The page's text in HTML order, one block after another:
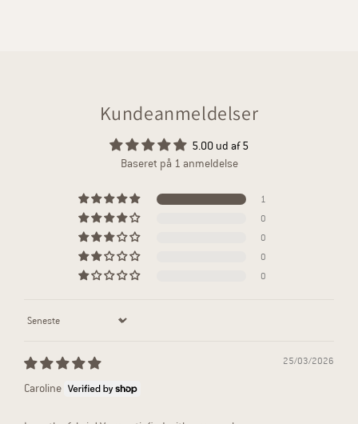
Kundeanmeldelser
5.00 ud af 5
Baseret på 1 anmeldelse
1
0
0
0
0
Sort by
25/03/2026
Caroline